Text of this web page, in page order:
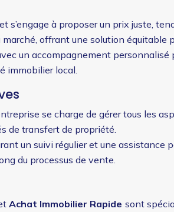
s’engage à proposer un prix juste,
offrant une solution équitable
un accompagnement personnalisé
immobilier local.
se charge de gérer tous les
de transfert de propriété.
un suivi régulier et une
du processus de vente.
Achat Immobilier Rapide sont